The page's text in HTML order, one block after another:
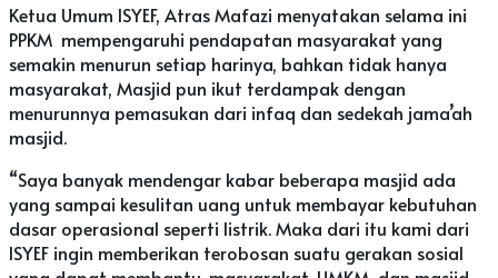
Ketua Umum ISYEF, Atras Mafazi menyatakan selama ini
PPKM mempengaruhi pendapatan masyarakat yang
semakin menurun setiap harinya, bahkan tidak hanya
masyarakat, Masjid pun ikut terdampak dengan
menurunnya pemasukan dari infaq dan sedekah jama’ah
masjid.
“Saya banyak mendengar kabar beberapa masjid ada
yang sampai kesulitan uang untuk membayar kebutuhan
dasar operasional seperti listrik. Maka dari itu kami dari
ISYEF ingin memberikan terobosan suatu gerakan sosial